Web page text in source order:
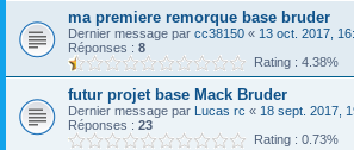
ma premiere remorque base bruder
Dernier message par cc38150 « 13 oct. 2017,
Réponses : 8
Rating : 4.38%
futur projet base Mack Bruder
Dernier message par Lucas rc « 18 sept. 2017,
Réponses : 23
Rating : 0.73%